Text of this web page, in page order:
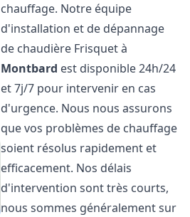
chauffage. Notre équipe
d'installation et de dépannage
de chaudière Frisquet à
Montbard est disponible 24h/24
et 7j/7 pour intervenir en cas
d'urgence. Nous nous assurons
que vos problèmes de chauffage
soient résolus rapidement et
efficacement. Nos délais
d'intervention sont très courts,
nous sommes généralement sur